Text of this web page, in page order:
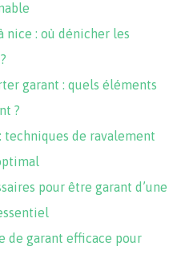
nice : où dénicher les
garant : quels éléments
?
techniques de ravalement
pour être garant d’une
de garant efficace pour